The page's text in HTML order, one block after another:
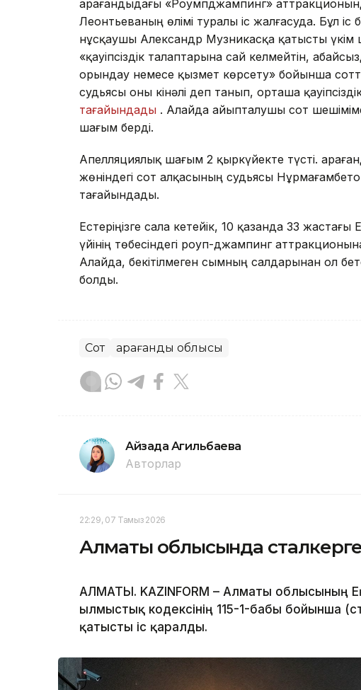
Қарағандыдағы «Роумпджампинг»
Леонтьеваның өлімі туралы іс жалғасуда. Бұл
нұсқаушы Александр Музникасқа қатысты үкім
«қауіпсіздік талаптарына сай келмейтін,
орындау немесе қызмет көрсету» бойынша
судьясы оны кінәлі деп танып, орташа
тағайындады . Алайда айыпталушы сот
шағым берді.
Апелляциялық шағым 2 қыркүйекте түсті.
жөніндегі сот алқасының судьясы
тағайындады.
Естеріңізге сала кетейік, 10 қазанда 33
үйінің төбесіндегі роуп-джампинг
Алайда, бекітілмеген сымның салдарынан ол
болды.
Сот Қарағанды облысы
Айзада Агильбаева
Авторлар
22:29, 07 Тамыз 2026
Алматы облысында
АЛМАТЫ. KAZINFORM – Алматы облысының
Қылмыстық кодексінің 115-1-бабы бойынша
қатысты іс қаралды.